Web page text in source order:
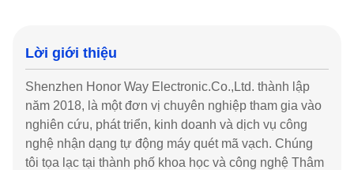
Lời giới thiệu
Shenzhen Honor Way Electronic.Co.,Ltd. thành lập
năm 2018, là một đơn vị chuyên nghiệp tham gia vào
nghiên cứu, phát triển, kinh doanh và dịch vụ công
nghệ nhận dạng tự động máy quét mã vạch. Chúng
tôi tọa lạc tại thành phố khoa học và công nghệ Thâm